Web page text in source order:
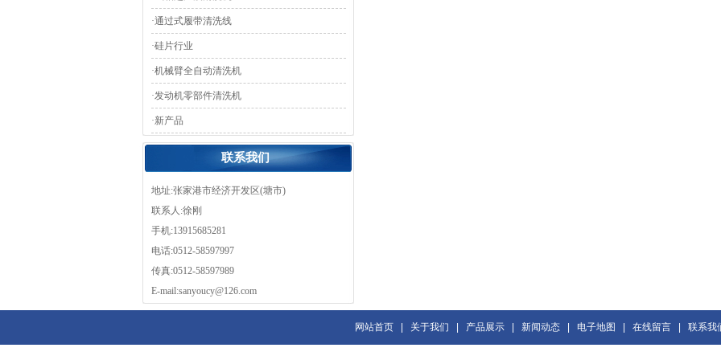
·通过式履带清洗线
·硅片行业
·机械臂全自动清洗机
·发动机零部件清洗机
·新产品
联系我们
地址:张家港市经济开发区(塘市)
联系人:徐刚
手机:13915685281
电话:0512-58597997
传真:0512-58597989
E-mail:sanyoucy@126.com
网站首页 关于我们 产品展示 新闻动态 电子地图 在线留言 联系我